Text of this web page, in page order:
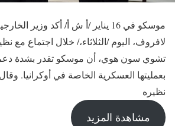
موسكو في 16 يناير /أ ش أ/ أكد وزير
لافروف، اليوم /الثلاثاء،/ خلال اجتماع مع
تشوي سون هوي، أن موسكو تقدر بشدة دعم
بعمليتها العسكرية الخاصة في أوكرانيا.
نظيره
مشاهدة المزيد